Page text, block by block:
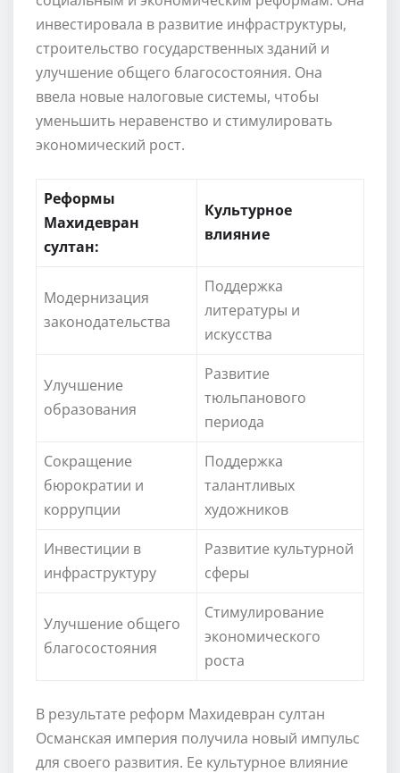
инвестировала в развитие инфраструктуры,
строительство государственных зданий и
улучшение общего благосостояния. Она
ввела новые налоговые системы, чтобы
уменьшить неравенство и стимулировать
экономический рост.
Реформы
Махидевран
султан:
Культурное
влияние
Модернизация
законодательства
Поддержка
литературы и
искусства
Улучшение
образования
Развитие
тюльпанового
периода
Сокращение
бюрократии и
коррупции
Поддержка
талантливых
художников
Инвестиции в
инфраструктуру
Развитие культурной
сферы
Улучшение общего
благосостояния
Стимулирование
экономического
роста
В результате реформ Махидевран султан
Османская империя получила новый импульс
для своего развития. Ее культурное влияние